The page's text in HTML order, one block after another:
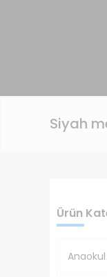
Siyah
Ürün